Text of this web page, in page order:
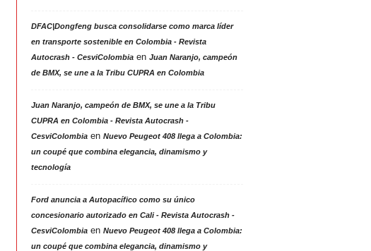
DFAC|Dongfeng busca consolidarse como marca líder
en transporte sostenible en Colombia - Revista
Autocrash - CesviColombiaen Juan Naranjo, campeón
de BMX, se une a la Tribu CUPRA en Colombia
Juan Naranjo, campeón de BMX, se une a la Tribu
CUPRA en Colombia - Revista Autocrash -
CesviColombiaen Nuevo Peugeot 408 llega a Colombia:
un coupé que combina elegancia, dinamismo y
tecnología
Ford anuncia a Autopacífico como su único
concesionario autorizado en Cali - Revista Autocrash -
CesviColombiaen Nuevo Peugeot 408 llega a Colombia:
un coupé que combina elegancia, dinamismo y